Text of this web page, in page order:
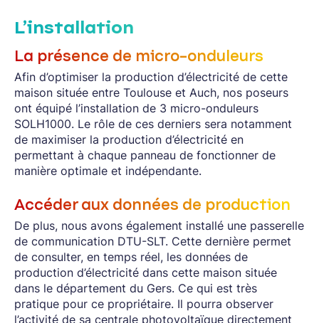
L’installation
La présence de micro-onduleurs
Afin d’optimiser la production d’électricité de cette
maison située entre Toulouse et Auch, nos poseurs
ont équipé l’installation de 3 micro-onduleurs
SOLH1000. Le rôle de ces derniers sera notamment
de maximiser la production d’électricité en
permettant à chaque panneau de fonctionner de
manière optimale et indépendante.
Accéder aux données de production
De plus, nous avons également installé une passerelle
de communication DTU-SLT. Cette dernière permet
de consulter, en temps réel, les données de
production d’électricité dans cette maison située
dans le département du Gers. Ce qui est très
pratique pour ce propriétaire. Il pourra observer
l’activité de sa centrale photovoltaïque directement